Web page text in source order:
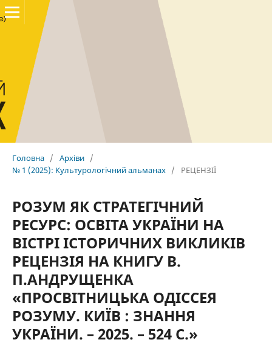
Головна / Архіви /
№ 1 (2025): Культурологічний альманах / РЕЦЕНЗІЇ
РОЗУМ ЯК СТРАТЕГІЧНИЙ
РЕСУРС: ОСВІТА УКРАЇНИ НА
ВІСТРІ ІСТОРИЧНИХ ВИКЛИКІВ
РЕЦЕНЗІЯ НА КНИГУ В.
П.АНДРУЩЕНКА
«ПРОСВІТНИЦЬКА ОДІССЕЯ
РОЗУМУ. КИЇВ : ЗНАННЯ
УКРАЇНИ. – 2025. – 524 С.»